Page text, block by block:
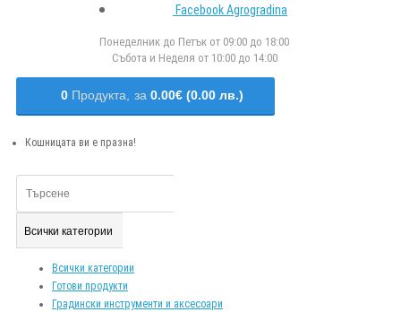
Facebook Agrogradina
Понеделник до Петък от 09:00 до 18:00
Събота и Неделя от 10:00 до 14:00
0 Продукта, за 0.00€ (0.00 лв.)
Кошницата ви е празна!
Всички категории
Всички категории
Готови продукти
Градински инструменти и аксесоари